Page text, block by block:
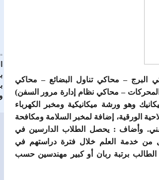
=
البرج – محاكي تناول البضائع – محاكي
– محاكي نظام إدارة مرور السفن)
وهو ورشة ميكانيكية ومخبر الكهرباء
الورقية، إضافة لمخبر السلامة ومكافحة
الفني. وأضاف : يحصل الطلاب الدارسين في
من خدمة العلم خلال فترة دراستهم في
الطالب برتبة ربان أو كبير مهندسين حسب